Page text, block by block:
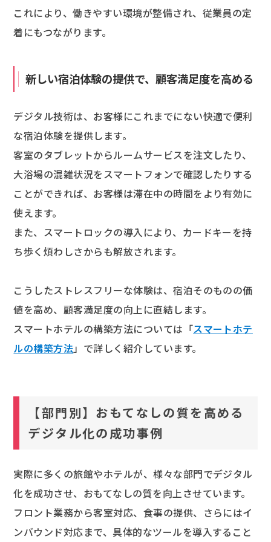
これにより、働きやすい環境が整備され、従業員の定
着にもつながります。
新しい宿泊体験の提供で、顧客満足度を高める
デジタル技術は、お客様にこれまでにない快適で便利
な宿泊体験を提供します。
客室のタブレットからルームサービスを注文したり、
大浴場の混雑状況をスマートフォンで確認したりする
ことができれば、お客様は滞在中の時間をより有効に
使えます。
また、スマートロックの導入により、カードキーを持
ち歩く煩わしさからも解放されます。
こうしたストレスフリーな体験は、宿泊そのものの価
値を高め、顧客満足度の向上に直結します。
スマートホテルの構築方法については「スマートホテ
ルの構築方法」で詳しく紹介しています。
【部門別】おもてなしの質を高める
デジタル化の成功事例
実際に多くの旅館やホテルが、様々な部門でデジタル
化を成功させ、おもてなしの質を向上させています。
フロント業務から客室対応、食事の提供、さらにはイ
ンバウンド対応まで、具体的なツールを導入すること